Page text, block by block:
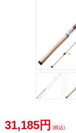
31,185円 (税込)